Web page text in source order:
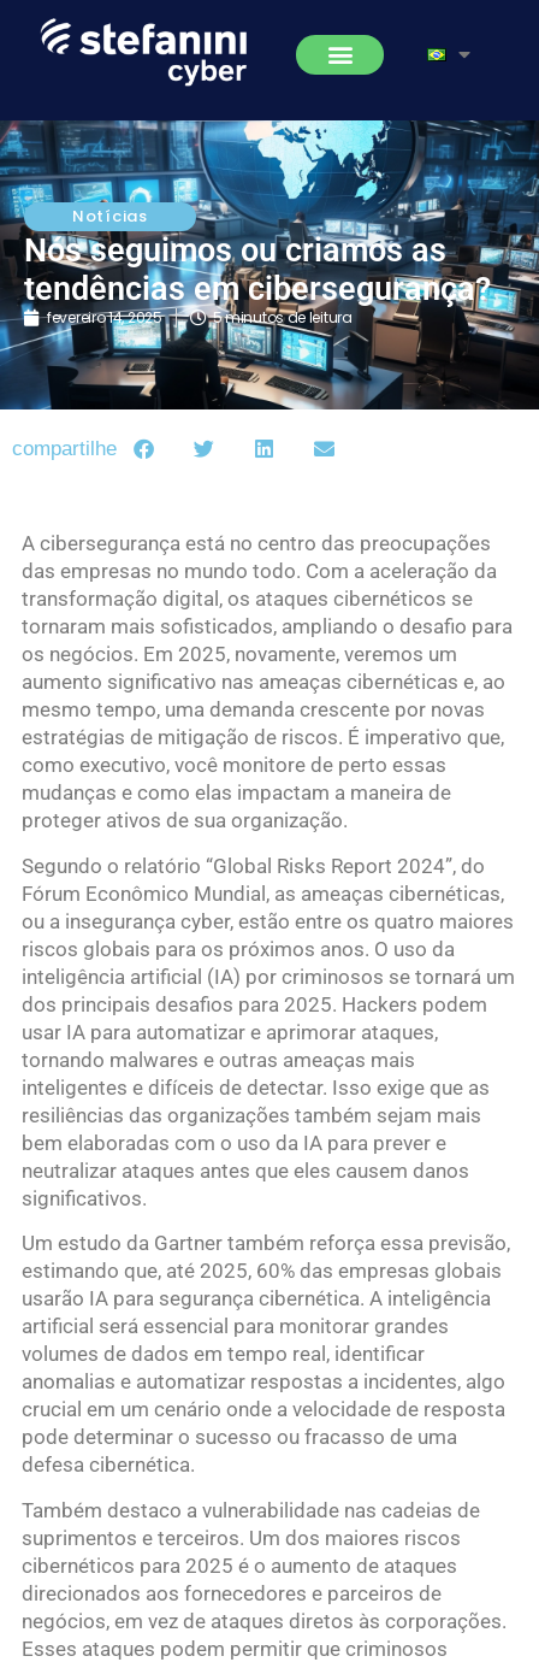
Notícias
Nós seguimos ou criamos as
tendências em cibersegurança?
fevereiro 14, 2025 5 minutos de leitura
compartilhe
A cibersegurança está no centro das preocupações
das empresas no mundo todo. Com a aceleração da
transformação digital, os ataques cibernéticos se
tornaram mais sofisticados, ampliando o desafio para
os negócios. Em 2025, novamente, veremos um
aumento significativo nas ameaças cibernéticas e, ao
mesmo tempo, uma demanda crescente por novas
estratégias de mitigação de riscos. É imperativo que,
como executivo, você monitore de perto essas
mudanças e como elas impactam a maneira de
proteger ativos de sua organização.
Segundo o relatório “Global Risks Report 2024”, do
Fórum Econômico Mundial, as ameaças cibernéticas,
ou a insegurança cyber, estão entre os quatro maiores
riscos globais para os próximos anos. O uso da
inteligência artificial (IA) por criminosos se tornará um
dos principais desafios para 2025. Hackers podem
usar IA para automatizar e aprimorar ataques,
tornando malwares e outras ameaças mais
inteligentes e difíceis de detectar. Isso exige que as
resiliências das organizações também sejam mais
bem elaboradas com o uso da IA para prever e
neutralizar ataques antes que eles causem danos
significativos.
Um estudo da Gartner também reforça essa previsão,
estimando que, até 2025, 60% das empresas globais
usarão IA para segurança cibernética. A inteligência
artificial será essencial para monitorar grandes
volumes de dados em tempo real, identificar
anomalias e automatizar respostas a incidentes, algo
crucial em um cenário onde a velocidade de resposta
pode determinar o sucesso ou fracasso de uma
defesa cibernética.
Também destaco a vulnerabilidade nas cadeias de
suprimentos e terceiros. Um dos maiores riscos
cibernéticos para 2025 é o aumento de ataques
direcionados aos fornecedores e parceiros de
negócios, em vez de ataques diretos às corporações.
Esses ataques podem permitir que criminosos